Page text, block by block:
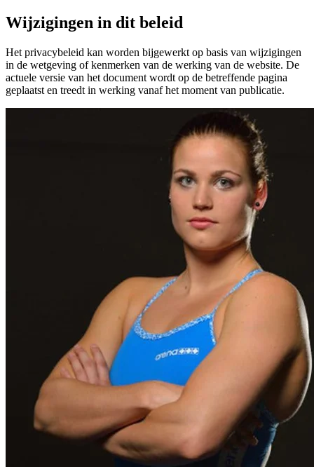
Wijzigingen in dit beleid
Het privacybeleid kan worden bijgewerkt op basis van wijzigingen
in de wetgeving of kenmerken van de werking van de website. De
actuele versie van het document wordt op de betreffende pagina
geplaatst en treedt in werking vanaf het moment van publicatie.